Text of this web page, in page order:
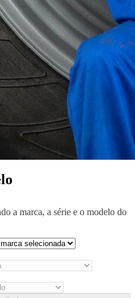
a marca, a série e o modelo do